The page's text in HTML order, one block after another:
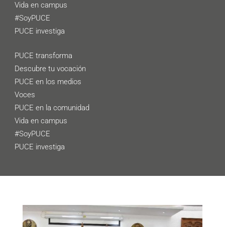
Vida en campus
#SoyPUCE
PUCE investiga
PUCE transforma
Descubre tu vocación
PUCE en los medios
Voces
PUCE en la comunidad
Vida en campus
#SoyPUCE
PUCE investiga